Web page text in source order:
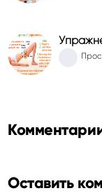
Оставить